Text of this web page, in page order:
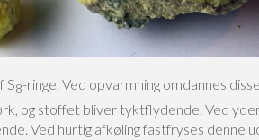
S8-ringe. Ved opvarmning omdannes
og stoffet bliver tyktflydende. Ved
Ved hurtig afkøling fastfryses denne